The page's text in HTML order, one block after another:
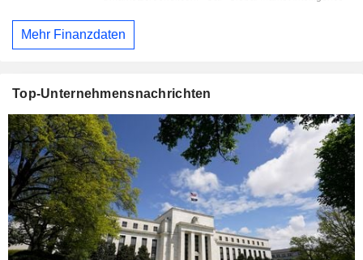
Mehr Finanzdaten
Top-Unternehmensnachrichten